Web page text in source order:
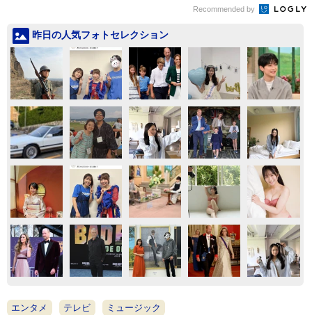
Recommended by
昨日の人気フォトセレクション
エンタメ テレビ ミュージック